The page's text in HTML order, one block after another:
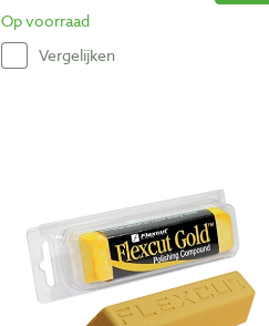
Op voorraad
Vergelijken